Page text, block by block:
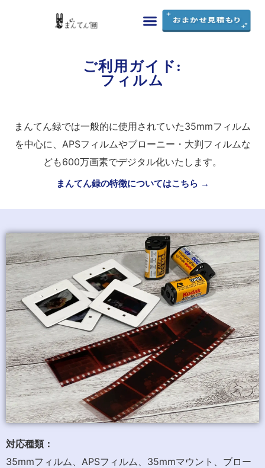
ご利用ガイド:
フィルム
まんてん録では一般的に使用されていた35mmフィルム
を中心に、APSフィルムやブローニー・大判フィルムな
ども600万画素でデジタル化いたします。
まんてん録の特徴についてはこちら →
対応種類：
35mmフィルム、APSフィルム、35mmマウント、ブロー